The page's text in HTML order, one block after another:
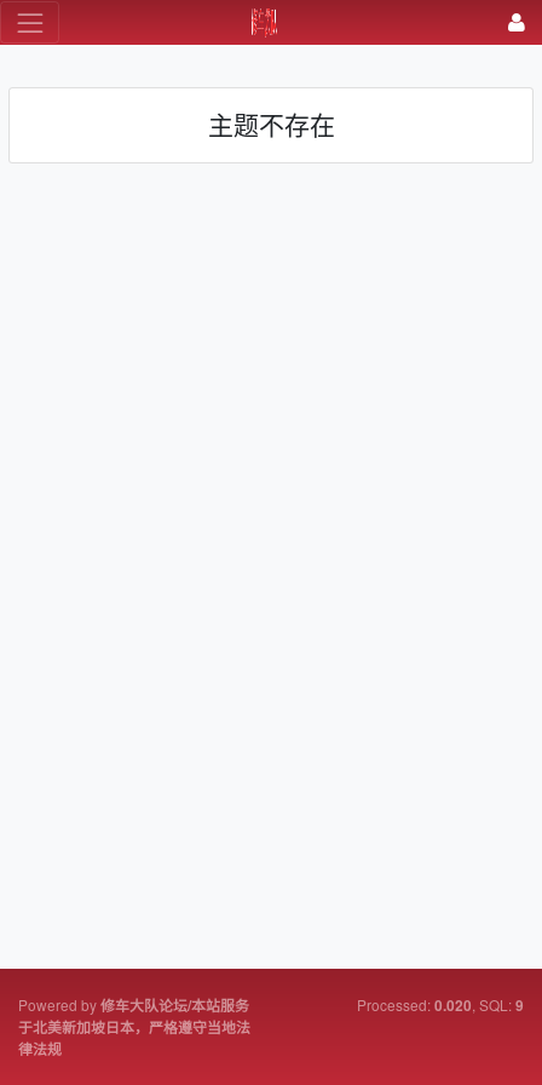
主题不存在
Powered by修车大队论坛/本站服务
于北美新加坡日本，严格遵守当地法
律法规
Processed:0.020, SQL:9